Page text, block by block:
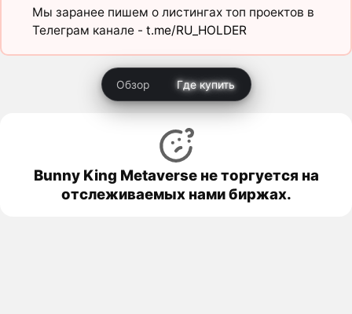
Мы заранее пишем о листингах топ проектов в
Телеграм канале - t.me/RU_HOLDER
Обзор Где купить
Bunny King Metaverse не торгуется на
отслеживаемых нами биржах.